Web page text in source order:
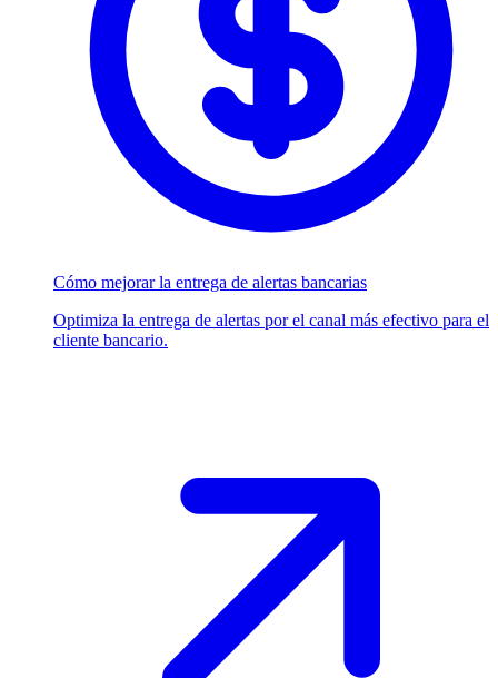
Cómo mejorar la entrega de alertas bancarias
Optimiza la entrega de alertas por el canal más efectivo para el
cliente bancario.